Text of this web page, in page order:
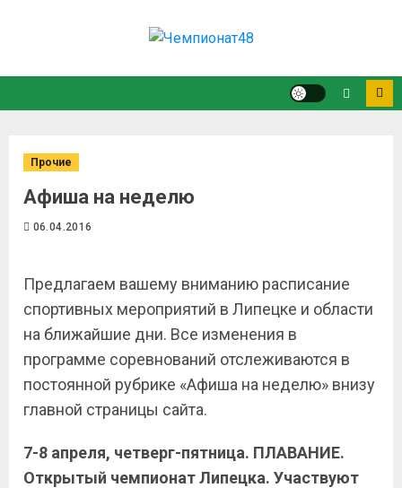
Прочие
Афиша на неделю
06.04.2016
Предлагаем вашему вниманию расписание
спортивных мероприятий в Липецке и области
на ближайшие дни. Все изменения в
программе соревнований отслеживаются в
постоянной рубрике «Афиша на неделю» внизу
главной страницы сайта.
7-8 апреля, четверг-пятница. ПЛАВАНИЕ.
Открытый чемпионат Липецка. Участвуют